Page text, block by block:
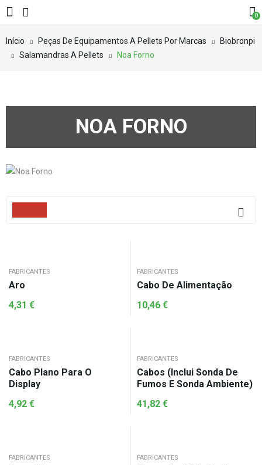
0
Início Peças De Equipamentos A Pellets Por Marcas
Biobronpi
Salamandras A Pellets
Noa Forno
NOA FORNO
FABRICANTES
Aro
4,31 €
FABRICANTES
Cabo De Alimentação
10,46 €
FABRICANTES
Cabo Plano Para O
Display
4,92 €
FABRICANTES
Cabos (Inclui Sonda De
Fumos E Sonda Ambiente)
41,82 €
FABRICANTES FABRICANTES